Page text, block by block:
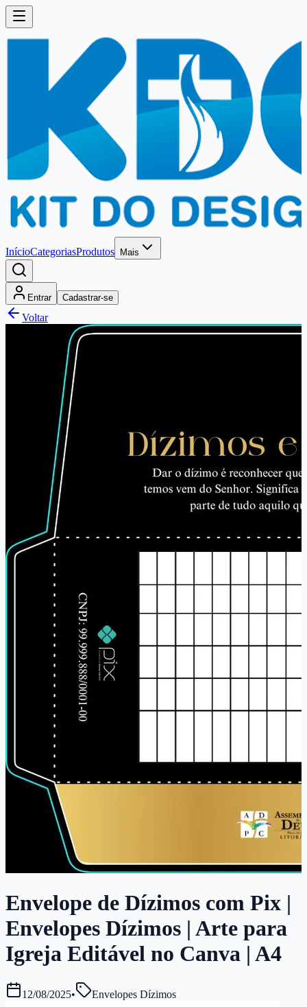
InícioCategoriasProdutos Mais
Entrar Cadastrar-se
Voltar
Envelope de Dízimos com Pix |
Envelopes Dízimos | Arte para
Igreja Editável no Canva | A4
12/08/2025• Envelopes Dízimos